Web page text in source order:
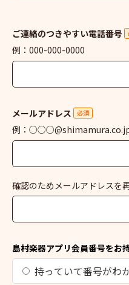
ご連絡のつきやすい電話番号
例：000-000-0000
メールアドレス 必須
例：
確認のためメールアドレスを
島村楽器アプリ会員番号をお
持っていて番号がわ